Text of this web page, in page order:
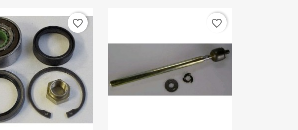
favorite_border favorite_border